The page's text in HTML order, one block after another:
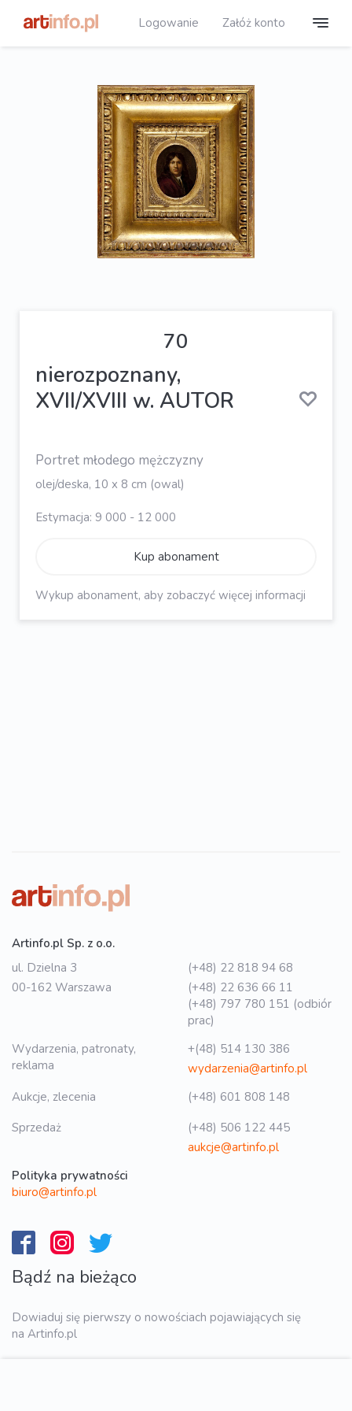
Logowanie Załóż konto
70
nierozpoznany,
XVII/XVIII w. AUTOR
Portret młodego mężczyzny
olej/deska, 10 x 8 cm (owal)
Estymacja: 9 000 - 12 000
Kup abonament
Wykup abonament, aby zobaczyć więcej informacji
Artinfo.pl Sp. z o.o.
ul. Dzielna 3
00-162 Warszawa
(+48) 22 818 94 68
(+48) 22 636 66 11
(+48) 797 780 151 (odbiór
prac)
Wydarzenia, patronaty,
reklama
+(48) 514 130 386
wydarzenia@artinfo.pl
Aukcje, zlecenia
(+48) 601 808 148
Sprzedaż
(+48) 506 122 445
aukcje@artinfo.pl
Polityka prywatności
biuro@artinfo.pl
Bądź na bieżąco
Dowiaduj się pierwszy o nowościach pojawiających się
na Artinfo.pl